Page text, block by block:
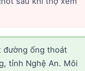
đường ống thoát
tỉnh Nghệ An. Môi